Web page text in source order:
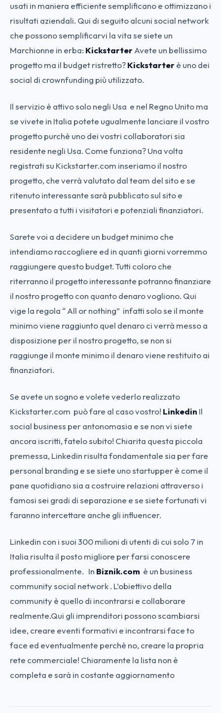
usati in maniera efficiente semplificano e ottimizzano i
risultati aziendali. Qui di seguito alcuni social network
che possono semplificarvi la vita se siete un
Marchionne in erba: KickstarterAvete un bellissimo
progetto ma il budget ristretto?Kickstarterè uno dei
social di crownfunding più utilizzato.
Il servizio è attivo solo negli Usa e nel Regno Unito ma
se vivete in Italia potete ugualmente lanciare il vostro
progetto purchè uno dei vostri collaboratori sia
residente negli Usa. Come funziona? Una volta
registrati su Kickstarter.com inseriamo il nostro
progetto, che verrà valutato dal team del sito e se
ritenuto interessante sarà pubblicato sul sito e
presentato a tutti i visitatori e potenziali finanziatori.
Sarete voi a decidere un budget minimo che
intendiamo raccogliere ed in quanti giorni vorremmo
raggiungere questo budget. Tutti coloro che
riterranno il progetto interessante potranno finanziare
il nostro progetto con quanto denaro vogliono. Qui
vige la regola “ All or nothing” infatti solo se il monte
minimo viene raggiunto quel denaro ci verrà messo a
disposizione per il nostro progetto, se non si
raggiunge il monte minimo il denaro viene restituito ai
finanziatori.
Se avete un sogno e volete vederlo realizzato
Kickstarter.com può fare al caso vostro! Linkedin Il
social business per antonomasia e se non vi siete
ancora iscritti, fatelo subito! Chiarita questa piccola
premessa, Linkedin risulta fondamentale sia per fare
personal branding e se siete uno startupper è come il
pane quotidiano sia a costruire relazioni attraverso i
famosi sei gradi di separazione e se siete fortunati vi
faranno intercettare anche gli influencer.
Linkedin con i suoi 300 milioni di utenti di cui solo 7 in
Italia risulta il posto migliore per farsi conoscere
professionalmente. In Biznik.com è un business
community social network . L’obiettivo della
community è quello di incontrarsi e collaborare
realmente.Qui gli imprenditori possono scambiarsi
idee, creare eventi formativi e incontrarsi face to
face ed eventualmente perchè no, creare la propria
rete commerciale! Chiaramente la lista non è
completa e sarà in costante aggiornamento